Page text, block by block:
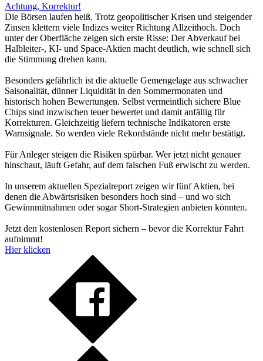
Achtung, Korrektur!
Die Börsen laufen heiß. Trotz geopolitischer Krisen und steigender
Zinsen klettern viele Indizes weiter Richtung Allzeithoch. Doch
unter der Oberfläche zeigen sich erste Risse: Der Abverkauf bei
Halbleiter-, KI- und Space-Aktien macht deutlich, wie schnell sich
die Stimmung drehen kann.
Besonders gefährlich ist die aktuelle Gemengelage aus schwacher
Saisonalität, dünner Liquidität in den Sommermonaten und
historisch hohen Bewertungen. Selbst vermeintlich sichere Blue
Chips sind inzwischen teuer bewertet und damit anfällig für
Korrekturen. Gleichzeitig liefern technische Indikatoren erste
Warnsignale. So werden viele Rekordstände nicht mehr bestätigt.
Für Anleger steigen die Risiken spürbar. Wer jetzt nicht genauer
hinschaut, läuft Gefahr, auf dem falschen Fuß erwischt zu werden.
In unserem aktuellen Spezialreport zeigen wir fünf Aktien, bei
denen die Abwärtsrisiken besonders hoch sind – und wo sich
Gewinnmitnahmen oder sogar Short-Strategien anbieten könnten.
Jetzt den kostenlosen Report sichern – bevor die Korrektur Fahrt
aufnimmt!
Hier klicken